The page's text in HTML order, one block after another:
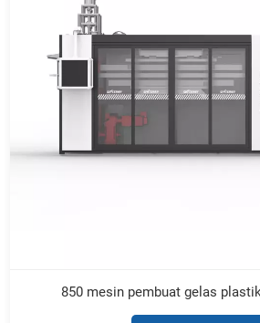
850 mesin pembuat gelas